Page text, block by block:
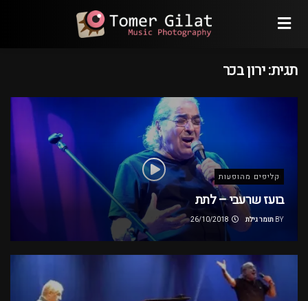
תגית:ירון בכר
קליפים מהופעות
בועז שרעבי – לתת
BY תומר גילת